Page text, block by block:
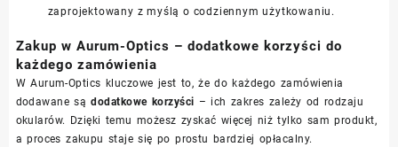
zaprojektowany z myślą o codziennym użytkowaniu.
Zakup w Aurum-Optics – dodatkowe korzyści do
każdego zamówienia
W Aurum-Optics kluczowe jest to, że do każdego zamówienia
dodawane sądodatkowe korzyści – ich zakres zależy od rodzaju
okularów. Dzięki temu możesz zyskać więcej niż tylko sam produkt,
a proces zakupu staje się po prostu bardziej opłacalny.